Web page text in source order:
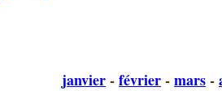
janvier-février-mars-